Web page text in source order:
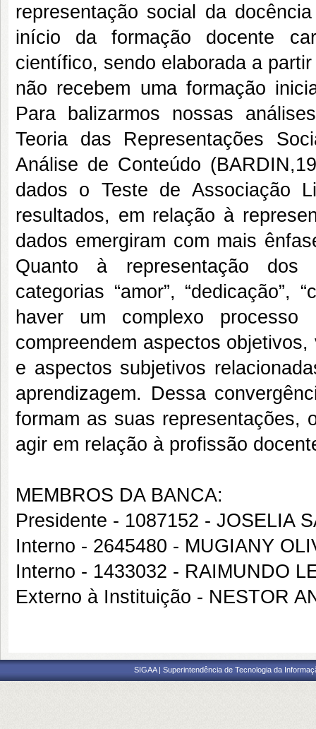
representação social da
início da formação docente
científico, sendo elaborada a
não recebem uma formação
Para balizarmos nossas
Teoria das Representações
Análise de Conteúdo
dados o Teste de Associação
resultados, em relação à
dados emergiram com mais
Quanto à representação dos
categorias “amor”, “dedicação”,
haver um complexo processo
compreendem aspectos
e aspectos subjetivos
aprendizagem. Dessa
formam as suas representações,
agir em relação à profissão
MEMBROS DA BANCA:
Presidente - 1087152 - JOSELIA
Interno - 2645480 - MUGIANY
Interno - 1433032 - RAIMUNDO
Externo à Instituição - NESTOR
SIGAA | Superintendência de Tecnologia da